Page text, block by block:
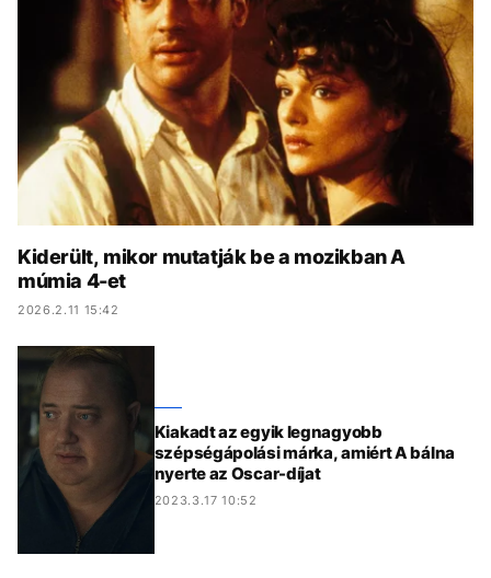
KÖZÉLET UTAZÁS
DESIGN
BESZÉLGETÉSEK ARCOK
VIDEÓ TÖRTÉNETEK
GASZTRO
Kiderült, mikor mutatják be a mozikban A
múmia 4-et
2026.2.11 15:42
Kiakadt az egyik legnagyobb
szépségápolási márka, amiért A bálna
nyerte az Oscar-díjat
2023.3.17 10:52